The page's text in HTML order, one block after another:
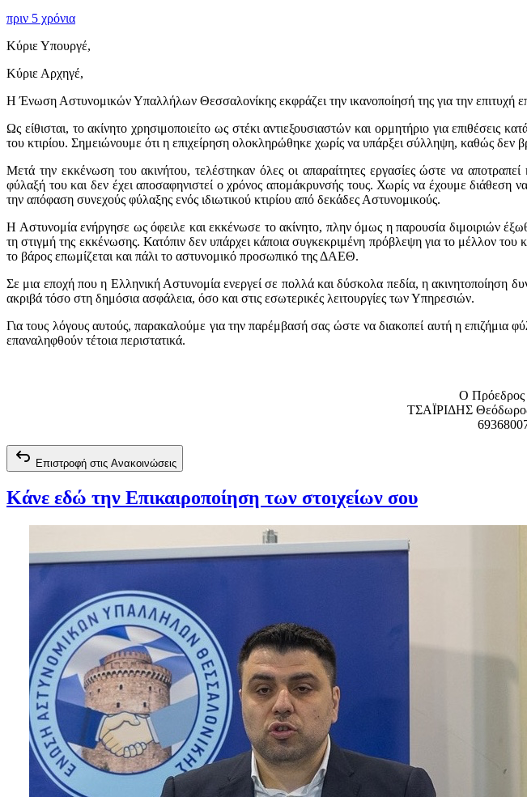
πριν 5 χρόνια
Κύριε Υπουργέ,
Κύριε Αρχηγέ,
Η Ένωση Αστυνομικών Υπαλλήλων Θεσσαλονίκης εκφράζει την ικανοποίησή της για την επιτυχή
Ως είθισται, το ακίνητο χρησιμοποιείτο ως στέκι αντιεξουσιαστών και ορμητήριο για
του κτιρίου. Σημειώνουμε ότι η επιχείρηση ολοκληρώθηκε χωρίς να υπάρξει σύλληψη, καθώς δεν
Μετά την εκκένωση του ακινήτου, τελέστηκαν όλες οι απαραίτητες εργασίες ώστε να
φύλαξή του και δεν έχει αποσαφηνιστεί ο χρόνος απομάκρυνσής τους. Χωρίς να έχουμε διάθεση
την απόφαση συνεχούς φύλαξης ενός ιδιωτικού κτιρίου από δεκάδες Αστυνομικούς.
Η Αστυνομία ενήργησε ως όφειλε και εκκένωσε το ακίνητο, πλην όμως η παρουσία διμοιριών
τη στιγμή της εκκένωσης. Κατόπιν δεν υπάρχει κάποια συγκεκριμένη πρόβλεψη για το μέλλον του
το βάρος επωμίζεται και πάλι το αστυνομικό προσωπικό της ΔΑΕΘ.
Σε μια εποχή που η Ελληνική Αστυνομία ενεργεί σε πολλά και δύσκολα πεδία, η ακινητοποίηση
ακριβά τόσο στη δημόσια ασφάλεια, όσο και στις εσωτερικές λειτουργίες των Υπηρεσιών.
Για τους λόγους αυτούς, παρακαλούμε για την παρέμβασή σας ώστε να διακοπεί αυτή η
επαναληφθούν τέτοια περιστατικά.
Ο Πρόεδρος
ΤΣΑΪΡΙΔΗΣ
Επιστροφή στις Ανακοινώσεις
Κάνε εδώ την Επικαιροποίηση των στοιχείων σου